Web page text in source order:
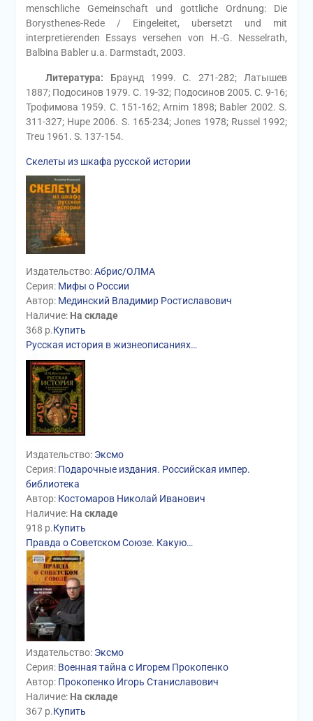
menschliche Gemeinschaft und gottliche Ordnung: Die
Borysthenes-Rede / Eingeleitet, ubersetzt und mit
interpretierenden Essays versehen von H.-G. Nesselrath,
Balbina Babler u.a. Darmstadt, 2003.
Литература: Браунд 1999. С. 271-282; Латышев
1887; Подосинов 1979. С. 19-32; Подосинов 2005. С. 9-16;
Трофимова 1959. С. 151-162; Arnim 1898; Babler 2002. S.
311-327; Hupe 2006. S. 165-234; Jones 1978; Russel 1992;
Treu 1961. S. 137-154.
Скелеты из шкафа русской истории
Издательство:Абрис/ОЛМА
Серия: Мифы о России
Автор: Мединский Владимир Ростиславович
Наличие: На складе
368 р.Купить
Русская история в жизнеописаниях…
Издательство: Эксмо
Серия: Подарочные издания. Российская импер.
библиотека
Автор: Костомаров Николай Иванович
Наличие: На складе
918 р.Купить
Правда о Советском Союзе. Какую…
Издательство: Эксмо
Серия: Военная тайна с Игорем Прокопенко
Автор: Прокопенко Игорь Станиславович
Наличие: На складе
367р.Купить